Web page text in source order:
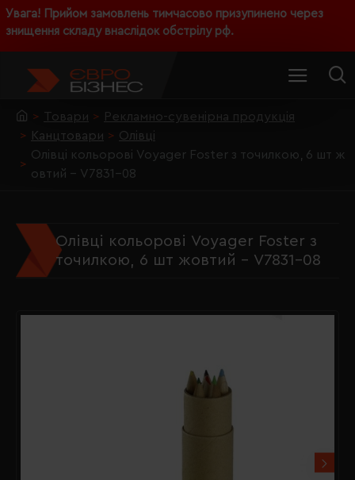
Увага! Прийом замовлень тимчасово призупинено через
знищення складу внаслідок обстрілу рф.
Товари
Рекламно-сувенірна продукція
Канцтовари
Олівці
Олівці кольорові Voyager Foster з точилкою, 6 шт ж
овтий - V7831-08
Олівці кольорові Voyager Foster з
точилкою, 6 шт жовтий - V7831-08